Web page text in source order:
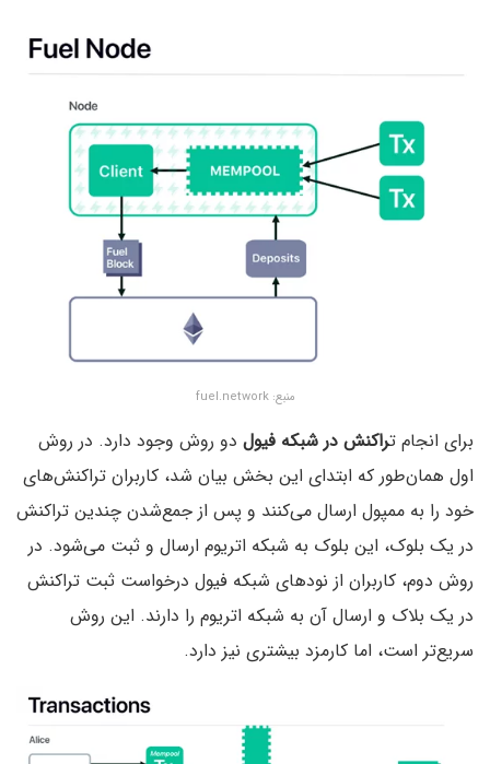
منبع: fuel.network
برای انجام تراکنش در شبکه فیول دو روش وجود دارد. در روش
اول همان‌طور که ابتدای این بخش بیان شد، کاربران تراکنش‌های
خود را به ممپول ارسال می‌کنند و پس از جمع‌شدن چندین تراکنش
در یک بلوک، این بلوک به شبکه اتریوم ارسال و ثبت می‌شود. در
روش دوم، کاربران از نودهای شبکه فیول درخواست ثبت تراکنش
در یک بلاک و ارسال آن به شبکه اتریوم را دارند. این روش
سریع‌تر است، اما کارمزد بیشتری نیز دارد.